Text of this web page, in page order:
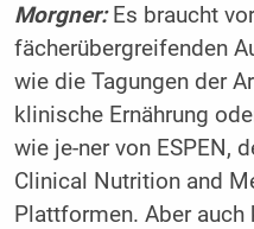
Morgner:Es braucht
fächerübergreifenden
wie die Tagungen der
klinische Ernährung
wie je-ner von ESPEN,
Clinical Nutrition and
Plattformen. Aber